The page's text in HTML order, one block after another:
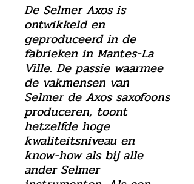
De Selmer Axos is
ontwikkeld en
geproduceerd in de
fabrieken in Mantes-La
Ville. De passie waarmee
de vakmensen van
Selmer de Axos saxofoons
produceren, toont
hetzelfde hoge
kwaliteitsniveau en
know-how als bij alle
ander Selmer